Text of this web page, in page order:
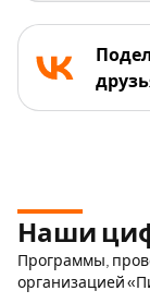
Наши
Программы,
организацией